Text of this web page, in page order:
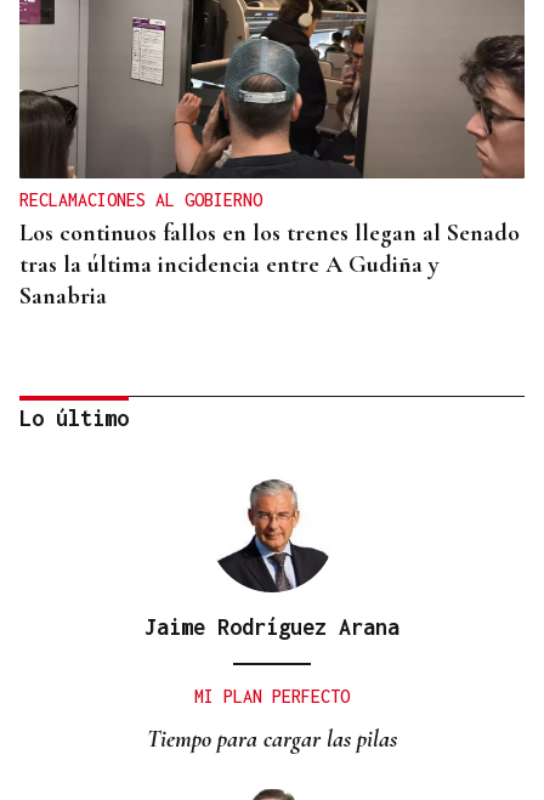
RECLAMACIONES AL GOBIERNO
Los continuos fallos en los trenes llegan al Senado
tras la última incidencia entre A Gudiña y
Sanabria
Música, artesanía y baile en la cuarta Foliada
Lo último
Jaime Rodríguez Arana
MI PLAN PERFECTO
Tiempo para cargar las pilas